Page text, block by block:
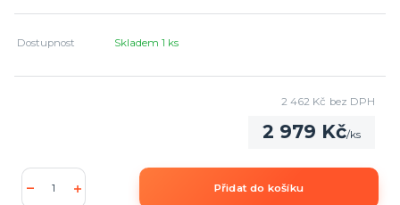
Dostupnost Skladem 1 ks
2 979 Kč/ks
2 462 Kč bez DPH
Přidat do košíku